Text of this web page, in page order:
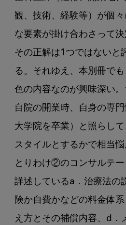
観、技術、経験等）が個
な要素が掛け合わさって決
その正解は1つではないと
る。それゆえ、本別冊で
色の内容なのが興味深い
自院の開業時、自身の専
大学院を卒業）と照らし
スタイルとするかで相当悩
とりわけ②のコンサルテ
詳述しているa．治療法の
険か自費かなどの料金体
え方とその補償内容、d．